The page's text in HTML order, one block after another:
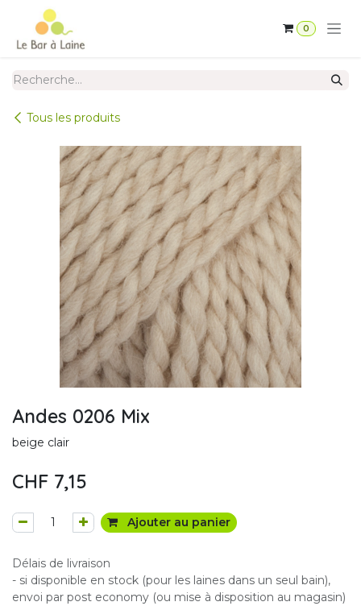
Se rendre au contenu
0
Tous les produits
Andes 0206 Mix
beige clair
CHF 7,15
Ajouter au panier
Délais de livraison
- si disponible en stock (pour les laines dans un seul bain),
envoi par post economy (ou mise à disposition au magasin)